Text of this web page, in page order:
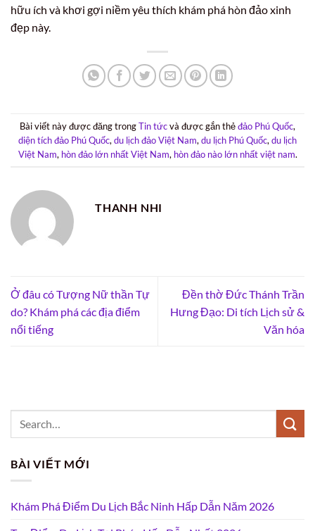
hữu ích và khơi gợi niềm yêu thích khám phá hòn đảo xinh
đẹp này.
Bài viết này được đăng trongTin tứcvà được gắn thẻđảo Phú Quốc,
diện tích đảo Phú Quốc, du lịch đảo Việt Nam, du lịch Phú Quốc, du lịch
Việt Nam, hòn đảo lớn nhất Việt Nam, hòn đảo nào lớn nhất việt nam.
THANH NHI
Ở đâu có Tượng Nữ thần Tự
do? Khám phá các địa điểm
nổi tiếng
Đền thờ Đức Thánh Trần
Hưng Đạo: Di tích Lịch sử &
Văn hóa
BÀI VIẾT MỚI
Khám Phá Điểm Du Lịch Bắc Ninh Hấp Dẫn Năm 2026